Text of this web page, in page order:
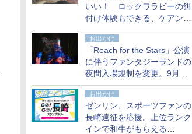
いい！ ロックワラビーの餌
付け体験もできる、ケアンズ
でアサートン高原の日本語ガ
イド付きツアーに参加してみ
た
お出かけ
「Reach for the Stars」公演
に伴うファンタジーランドの
夜間入場規制を変更。9月か
ら18時50分～20時ごろに
お出かけ
ゼンリン、スポーツファンの
長崎遠征を応援。上位ランク
インで和牛がもらえる